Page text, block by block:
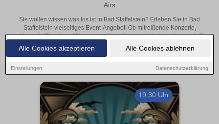
Alle Cookies akzeptieren Alle Cookies ablehnen
Einstellungen Datenschutzerklärung
Airs
Sie wollen wissen was los ist in Bad Staffelstein? Erleben Sie in Bad
Staffelstein vielseitiges Event-Angebot! Ob mitreißende Konzerte,
inspirierende Theateraufführungen oder aufregende Veranstaltungen in Bad
Staffelstein – hier finden alles im Überblick und Tickets.
19:30 Uhr